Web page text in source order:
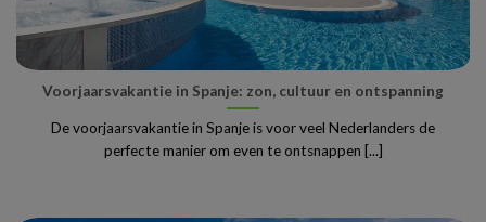
Voorjaarsvakantie in Spanje: zon, cultuur en ontspanning
De voorjaarsvakantie in Spanje is voor veel Nederlanders de
perfecte manier om even te ontsnappen [...]